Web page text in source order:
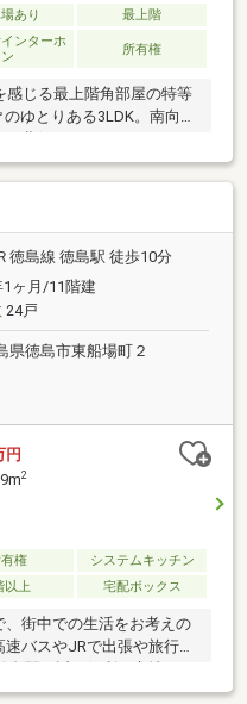
あり 最上階
ンターホ
ン
所有権
じる最上階角部屋の特等
ゆとりある3LDK。南向き
駅徒歩8分、小学校徒歩5
環境も充実。過去に一部リ
みの再リフォームで理想
シャルも魅力です。
徳島線 徳島駅 徒歩10分
1ヶ月/11階建
24戸
県徳島市東船場町２
円
2
権
システムキッチン
以上 宅配ボックス
街中での生活をお考えの
バスやJRで出張や旅行に
です。●オール電化マンシ